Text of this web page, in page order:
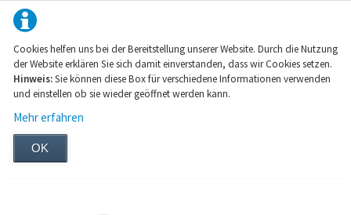
Cookies helfen uns bei der Bereitstellung unserer Website. Durch die Nutzung
der Website erklären Sie sich damit einverstanden, dass wir Cookies setzen.
Hinweis:Sie können diese Box für verschiedene Informationen verwenden
und einstellen ob sie wieder geöffnet werden kann.
Mehr erfahren
OK